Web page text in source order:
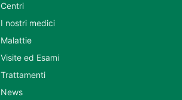
Centri
I nostri medici
Malattie
Visite ed Esami
Trattamenti
News